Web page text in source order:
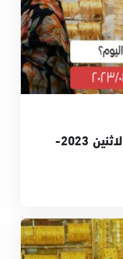
أسعار الذهب اليوم الاثنين 2023-